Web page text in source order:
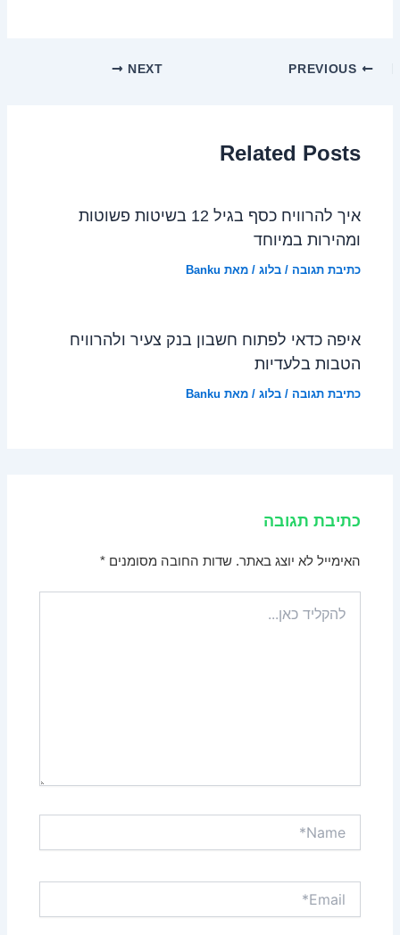
NEXT
Related Posts
איך להרוויח כסף בגיל 12 בשיטות פשוטות
ומהירות במיוחד
כתיבת תגובה /בלוג / מאת Banku
איפה כדאי לפתוח חשבון בנק צעיר ולהרוויח
הטבות בלעדיות
כתיבת תגובה /בלוג / מאת Banku
כתיבת תגובה
האימייל לא יוצג באתר. שדות החובה מסומנים*
כאן...